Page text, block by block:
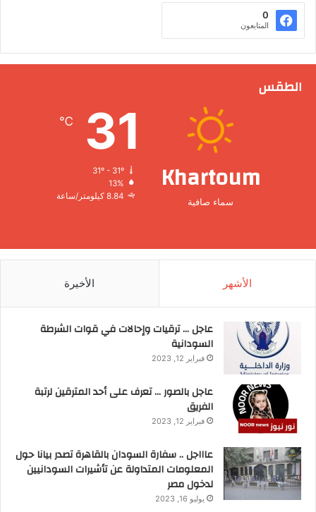
0
المتابعون
الطقس
Khartoum
سماء صافية
31
℃
31º - 31º
13%
8.84 كيلومتر/ساعة
الأشهر الأخيرة
عاجل … ترقيات وإحالات في قوات الشرطة
السودانية
فبراير 12, 2023
عاجل بالصور … تعرف على أحد المترقين لرتبة
الفريق
فبراير 12, 2023
عاااجل .. سفارة السودان بالقاهرة تصدر بيانا حول
المعلومات المتداولة عن تأشيرات السودانيين
لدخول مصر
يوليو 16, 2023